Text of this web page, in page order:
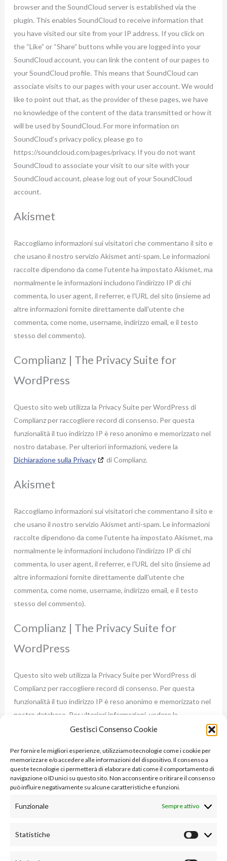
Gestisci Consenso Cookie
Per fornire le migliori esperienze, utilizziamo tecnologie come i cookie per
memorizzare e/o accedere alle informazioni del dispositivo. Il consenso a
queste tecnologie ci permetterà di elaborare dati come il comportamento di
navigazione o ID unici su questo sito. Non acconsentire o ritirare il consenso
può influire negativamente su alcune caratteristiche e funzioni.
Funzionale Sempre attivo
Statistiche
browser and the SoundCloud server is established via the
plugin. This enables SoundCloud to receive information that
you have visited our site from your IP address. If you click on
the “Like” or “Share” buttons while you are logged into your
SoundCloud account, you can link the content of our pages to
your SoundCloud profile. This means that SoundCloud can
associate visits to our pages with your user account. We would
like to point out that, as the provider of these pages, we have
no knowledge of the content of the data transmitted or how it
will be used by SoundCloud. For more information on
SoundCloud’s privacy policy, please go to
https://soundcloud.com/pages/privacy. If you do not want
SoundCloud to associate your visit to our site with your
SoundCloud account, please log out of your SoundCloud
account.
Akismet
Raccogliamo informazioni sui visitatori che commentano il sito e
che usano il nostro servizio Akismet anti-spam. Le informazioni
raccolte dipendono da come l'utente ha impostato Akismet, ma
normalmente le informazioni includono l'indirizzo IP di chi
commenta, lo user agent, il referrer, e l'URL del sito (insieme ad
altre informazioni fornite direttamente dall'utente che
commenta, come nome, username, indirizzo email, e il testo
stesso del commento).
Complianz | The Privacy Suite for
WordPress
Questo sito web utilizza la Privacy Suite per WordPress di
Complianz per raccogliere record di consenso. Per questa
funzionalità il tuo indirizzo IP è reso anonimo e memorizzato nel
nostro database. Per ulteriori informazioni, vedere la
Dichiarazione sulla Privacy
di Complianz.
Akismet
Raccogliamo informazioni sui visitatori che commentano il sito e
che usano il nostro servizio Akismet anti-spam. Le informazioni
raccolte dipendono da come l'utente ha impostato Akismet, ma
normalmente le informazioni includono l'indirizzo IP di chi
commenta, lo user agent, il referrer, e l'URL del sito (insieme ad
altre informazioni fornite direttamente dall'utente che
commenta, come nome, username, indirizzo email, e il testo
stesso del commento).
Complianz | The Privacy Suite for
WordPress
Questo sito web utilizza la Privacy Suite per WordPress di
Complianz per raccogliere record di consenso. Per questa
funzionalità il tuo indirizzo IP è reso anonimo e memorizzato nel
nostro database. Per ulteriori informazioni, vedere la
Dichiarazione sulla Privacy
di Complianz.
Akismet
We collect information about visitors who comment on Sites
that use our Akismet Anti-spam service. The information we
collect depends on how the User sets up Akismet for the Site,
referrer, and Site URL (along with other information directly